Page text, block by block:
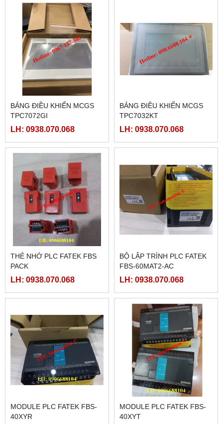
BẢNG ĐIỀU KHIỂN MCGS
TPC7072GI
LH: 0938.070.068
BẢNG ĐIỀU KHIỂN MCGS
TPC7032KT
LH: 0938.070.068
THẺ NHỚ PLC FATEK FBS
PACK
LH: 0938.070.068
BỘ LẬP TRÌNH PLC FATEK
FBS-60MAT2-AC
LH: 0938.070.068
MODULE PLC FATEK FBS-
40XYR
MODULE PLC FATEK FBS-
40XYT